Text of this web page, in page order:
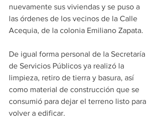
nuevamente sus viviendas y se puso a
las órdenes de los vecinos de la Calle
Acequia, de la colonia Emiliano Zapata.
De igual forma personal de la Secretaría
de Servicios Públicos ya realizó la
limpieza, retiro de tierra y basura, así
como material de construcción que se
consumió para dejar el terreno listo para
volver a edificar.